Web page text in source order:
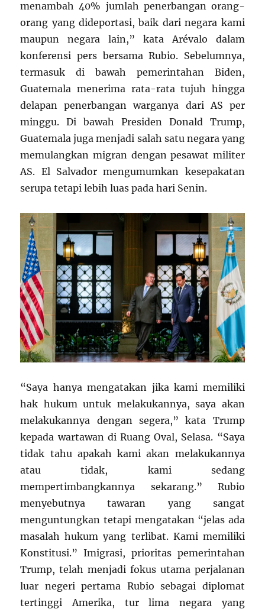
menambah 40% jumlah penerbangan orang-
orang yang dideportasi, baik dari negara kami
maupun negara lain,” kata Arévalo dalam
konferensi pers bersama Rubio. Sebelumnya,
termasuk di bawah pemerintahan Biden,
Guatemala menerima rata-rata tujuh hingga
delapan penerbangan warganya dari AS per
minggu. Di bawah Presiden Donald Trump,
Guatemala juga menjadi salah satu negara yang
memulangkan migran dengan pesawat militer
AS. El Salvador mengumumkan kesepakatan
serupa tetapi lebih luas pada hari Senin.
“Saya hanya mengatakan jika kami memiliki
hak hukum untuk melakukannya, saya akan
melakukannya dengan segera,” kata Trump
kepada wartawan di Ruang Oval, Selasa. “Saya
tidak tahu apakah kami akan melakukannya
atau tidak, kami sedang
mempertimbangkannya sekarang.” Rubio
menyebutnya tawaran yang sangat
menguntungkan tetapi mengatakan “jelas ada
masalah hukum yang terlibat. Kami memiliki
Konstitusi.” Imigrasi, prioritas pemerintahan
Trump, telah menjadi fokus utama perjalanan
luar negeri pertama Rubio sebagai diplomat
tertinggi Amerika, tur lima negara yang